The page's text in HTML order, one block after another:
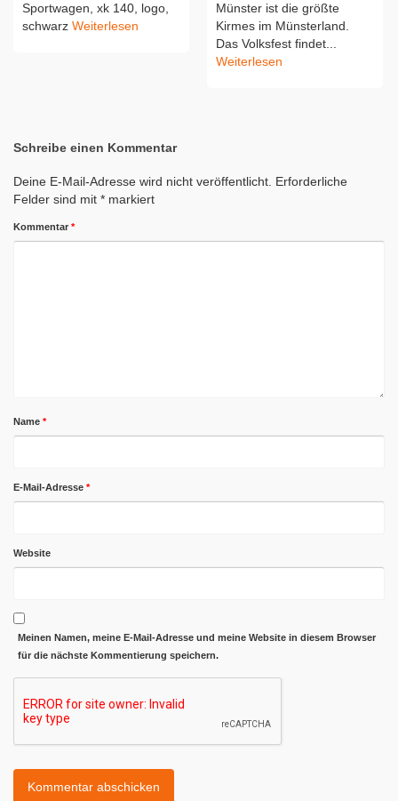
Sportwagen, xk 140, logo,
schwarz Weiterlesen
Münster ist die größte
Kirmes im Münsterland.
Das Volksfest findet...
Weiterlesen
Schreibe einen Kommentar
Deine E-Mail-Adresse wird nicht veröffentlicht. Erforderliche
Felder sind mit * markiert
Kommentar *
Name *
E-Mail-Adresse *
Website
Meinen Namen, meine E-Mail-Adresse und meine Website in diesem Browser
für die nächste Kommentierung speichern.